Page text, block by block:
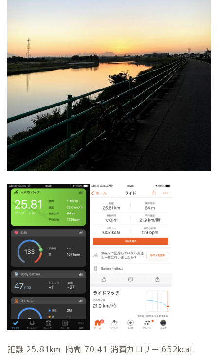
距離 25.81km 時間 70:41 消費カロリー 652kcal